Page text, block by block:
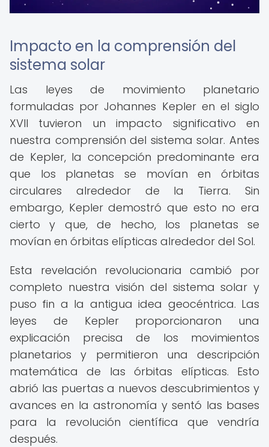
Impacto en la comprensión del
sistema solar
Las leyes de movimiento planetario
formuladas por Johannes Kepler en el siglo
XVII tuvieron un impacto significativo en
nuestra comprensión del sistema solar. Antes
de Kepler, la concepción predominante era
que los planetas se movían en órbitas
circulares alrededor de la Tierra. Sin
embargo, Kepler demostró que esto no era
cierto y que, de hecho, los planetas se
movían en órbitas elípticas alrededor del Sol.
Esta revelación revolucionaria cambió por
completo nuestra visión del sistema solar y
puso fin a la antigua idea geocéntrica. Las
leyes de Kepler proporcionaron una
explicación precisa de los movimientos
planetarios y permitieron una descripción
matemática de las órbitas elípticas. Esto
abrió las puertas a nuevos descubrimientos y
avances en la astronomía y sentó las bases
para la revolución científica que vendría
después.